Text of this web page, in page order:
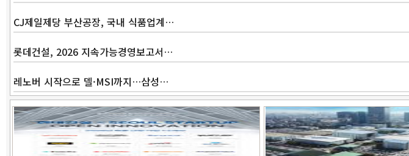
CJ제일제당 부산공장, 국내 식품업계…
롯데건설, 2026 지속가능경영보고서…
레노버 시작으로 델·MSI까지…삼성…